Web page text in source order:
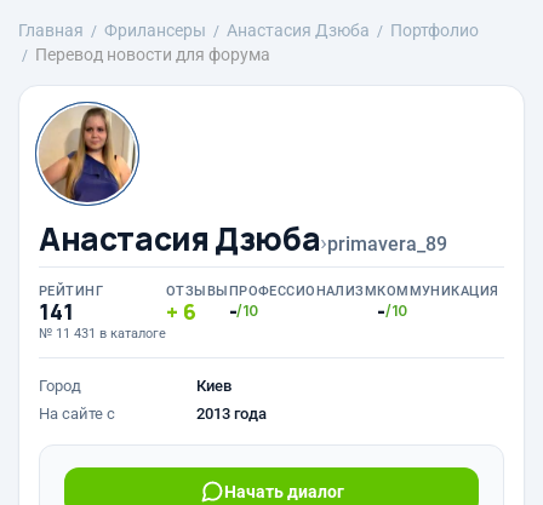
Главная Фрилансеры Анастасия Дзюба
Портфолио
Перевод новости для форума
Анастасия Дзюба›primavera_89
РЕЙТИНГ
141
№ 11 431 в каталоге
ОТЗЫВЫ
6
ПРОФЕССИОНАЛИЗМ
-/10
КОММУНИКАЦИЯ
-/10
Город
Киев
На сайте с
2013 года
Начать диалог